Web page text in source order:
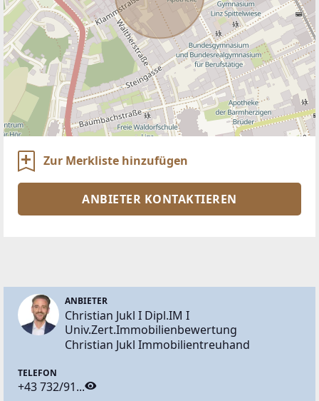
Zur Merkliste hinzufügen
ANBIETER KONTAKTIEREN
ANBIETER
Christian Jukl I Dipl.IM I
Univ.Zert.Immobilienbewertung
Christian Jukl Immobilientreuhand
TELEFON
+43 732/91...